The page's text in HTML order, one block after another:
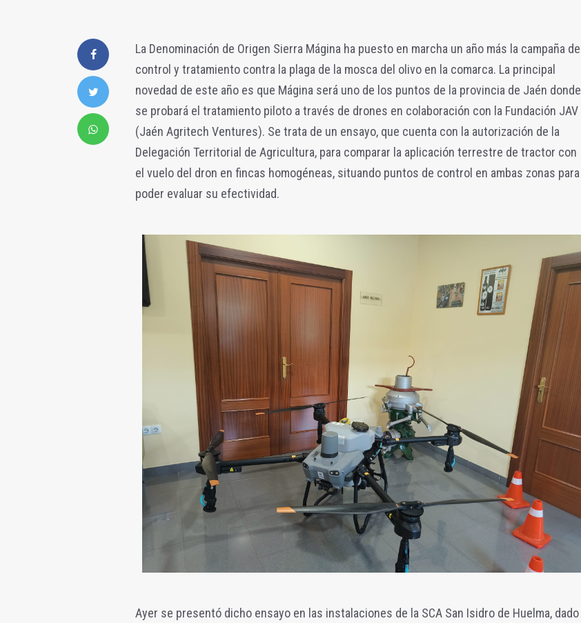
La Denominación de Origen Sierra Mágina ha puesto en marcha un año más la campaña de
control y tratamiento contra la plaga de la mosca del olivo en la comarca. La principal
novedad de este año es que Mágina será uno de los puntos de la provincia de Jaén donde
se probará el tratamiento piloto a través de drones en colaboración con la Fundación JAV
(Jaén Agritech Ventures). Se trata de un ensayo, que cuenta con la autorización de la
Delegación Territorial de Agricultura, para comparar la aplicación terrestre de tractor con
el vuelo del dron en fincas homogéneas, situando puntos de control en ambas zonas para
poder evaluar su efectividad.
Ayer se presentó dicho ensayo en las instalaciones de la SCA San Isidro de Huelma, dado